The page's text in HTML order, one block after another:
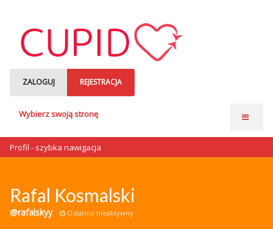
ZALOGUJ REJESTRACJA
Wybierz swoją stronę
o nas
Profil - szybka nawigacja
Rafal Kosmalski
@rafalskyy Ostatnio nieaktywny